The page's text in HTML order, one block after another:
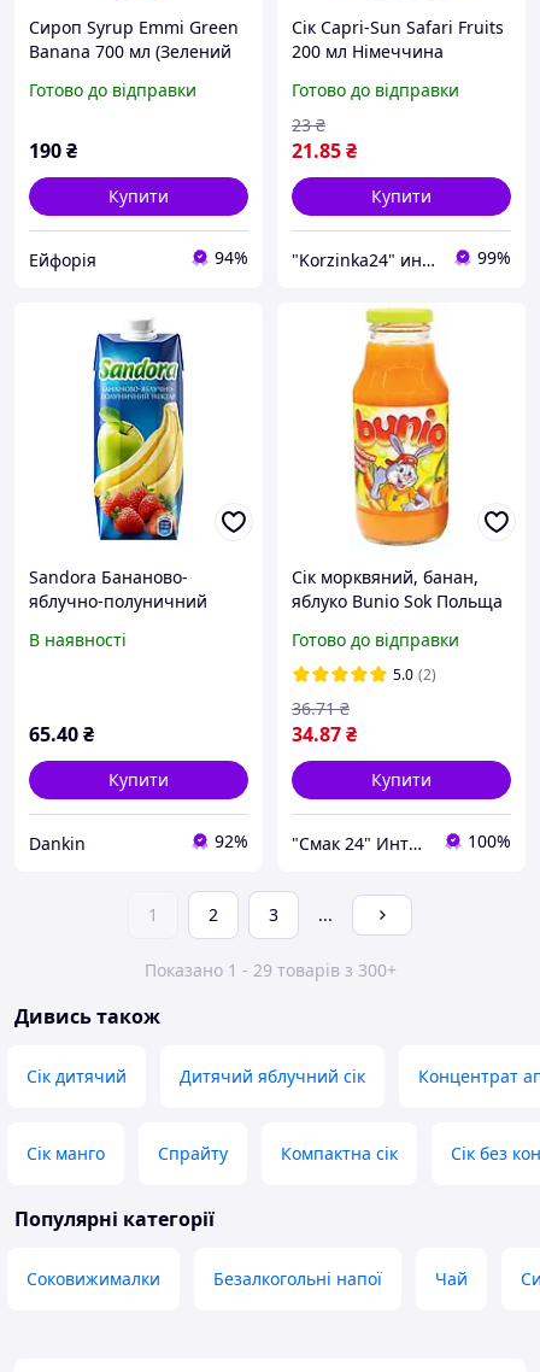
Сироп Syrup Emmi Green
Banana 700 мл (Зелений
Готово до відправки
190₴
Купити
Ейфорія 94%
Сік Capri-Sun Safari Fruits
200 мл Німеччина
Готово до відправки
21.85₴
23 ₴
Купити
"Korzinka24" интернет магазин 99%
Sandora Бананово-
яблучно-полуничний
В наявності
65.40₴
Купити
Dankin 92%
Сік морквяний, банан,
яблуко Bunio Sok Польща
Готово до відправки
5.0 (2)
34.87₴
36.71 ₴
Купити
"Смак 24" Интернет-магазин 100%
1 2 3 ...
Показано 1 - 29 товарів з 300+
Дивись також
Сік дитячий Дитячий яблучний сік Концентрат
Сік манго Спрайту Компактна сік Сік без
Популярні категорії
Соковижималки Безалкогольні напої Чай